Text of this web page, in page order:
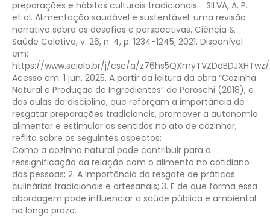
preparações e hábitos culturais tradicionais.
SILVA, A. P.
et al. Alimentação saudável e sustentável: uma revisão
narrativa sobre os desafios e perspectivas. Ciência &
Saúde Coletiva, v. 26, n. 4, p. 1234-1245, 2021. Disponível
em:
https://www.scielo.br/j/csc/a/
Acesso em: 1 jun. 2025. A partir da leitura da obra “Cozinha
Natural e Produção de Ingredientes” de Paroschi (2018), e
das aulas da disciplina, que reforçam a importância de
resgatar preparações tradicionais, promover a autonomia
alimentar e estimular os sentidos no ato de cozinhar,
reflita sobre os seguintes aspectos:
Como a cozinha natural pode contribuir para a
ressignificação da relação com o alimento no cotidiano
das pessoas; 2. A importância do resgate de práticas
culinárias tradicionais e artesanais; 3. E de que forma essa
abordagem pode influenciar a saúde pública e ambiental
no longo prazo.